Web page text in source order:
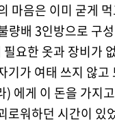
마음은 이미 굳게
배 3인방으로 구
요한 옷과 장비가
가 여태 쓰지 않고
에게 이 돈을 가지
워하던 시간이 있